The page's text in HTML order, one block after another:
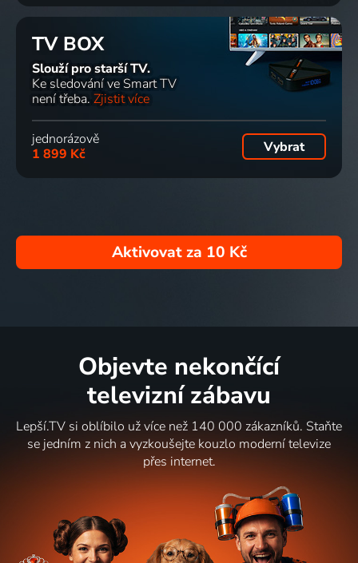
TV BOX
Slouží pro starší TV.
Ke sledování ve Smart TV
není třeba. Zjistit více
jednorázově
1 899 Kč
Vybrat
Aktivovat za 10 Kč
Objevte nekončící
televizní zábavu
Lepší.TV si oblíbilo už více než 140 000 zákazníků. Staňte
se jedním z nich a vyzkoušejte kouzlo moderní televize
přes internet.